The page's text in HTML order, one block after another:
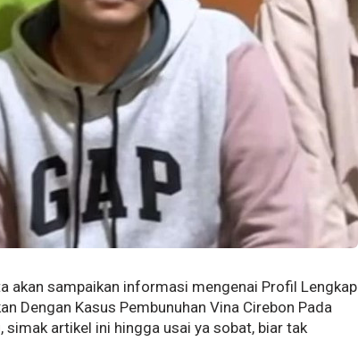
akan sampaikan informasi mengenai Profil Lengkap
Dengan Kasus Pembunuhan Vina Cirebon Pada
simak artikel ini hingga usai ya sobat, biar tak